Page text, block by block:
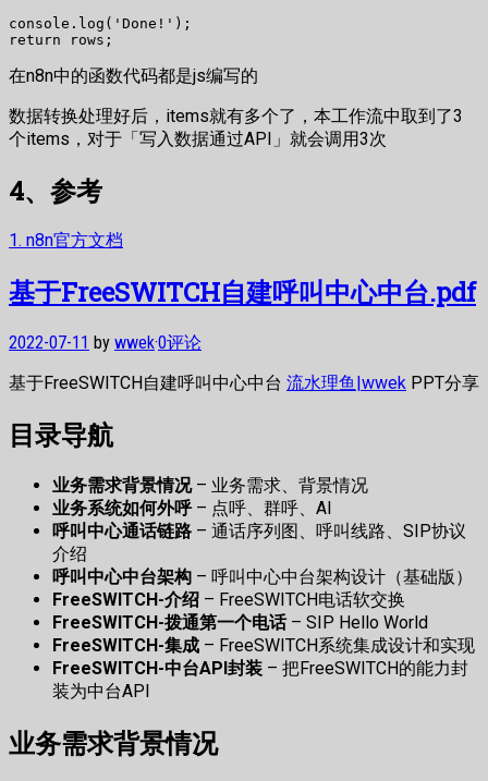
console.log('Done!');
在n8n中的函数代码都是js编写的
数据转换处理好后，items就有多个了，本工作流中取到了3
个items，对于「写入数据通过API」就会调用3次
4、参考
1. n8n官方文档
基于FreeSWITCH自建呼叫中心中台.pdf
2022-07-11 by wwek·0评论
基于FreeSWITCH自建呼叫中心中台 流水理鱼|wwek PPT分享
目录导航
业务需求背景情况– 业务需求、背景情况
业务系统如何外呼– 点呼、群呼、AI
呼叫中心通话链路 – 通话序列图、呼叫线路、SIP协议
介绍
呼叫中心中台架构 – 呼叫中心中台架构设计（基础版）
FreeSWITCH-介绍 – FreeSWITCH电话软交换
FreeSWITCH-拨通第一个电话– SIP Hello World
FreeSWITCH-集成 – FreeSWITCH系统集成设计和实现
FreeSWITCH-中台API封装 – 把FreeSWITCH的能力封
装为中台API
业务需求背景情况